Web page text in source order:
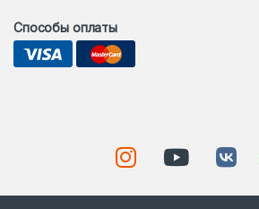
Способы оплаты